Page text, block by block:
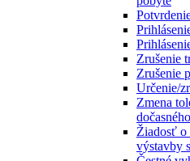
Zrušenie
Zrušenie
Určenie/
Zmena
Žiadosť o
výstavby